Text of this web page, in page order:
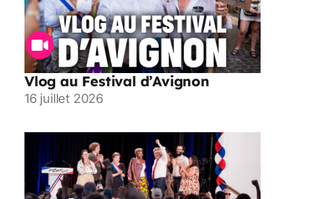
Vlog au Festival d’Avignon
16 juillet 2026